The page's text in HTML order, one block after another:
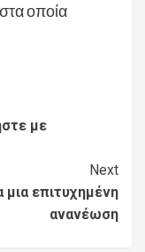
στα οποία
με
Next
μια επιτυχημένη
ανανέωση